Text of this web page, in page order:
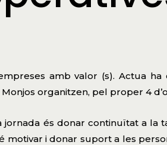
amb valor (s). Actua
organitzen, pel proper 4
jornada és donar continuïtat a
motivar i donar suport a les